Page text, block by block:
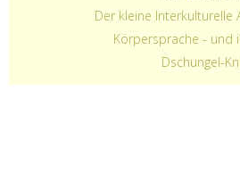
Der kleine Interkulturelle
Körpersprache - und
Dschungel-